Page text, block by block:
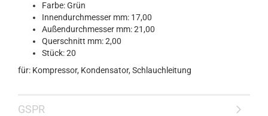
Farbe: Grün
Innendurchmesser mm: 17,00
Außendurchmesser mm: 21,00
Querschnitt mm: 2,00
Stück: 20
für: Kompressor, Kondensator, Schlauchleitung
GSPR